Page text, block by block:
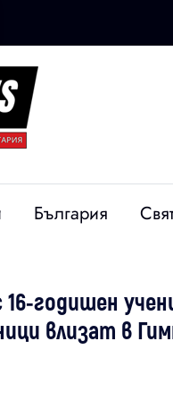
България
годишен
влизат в